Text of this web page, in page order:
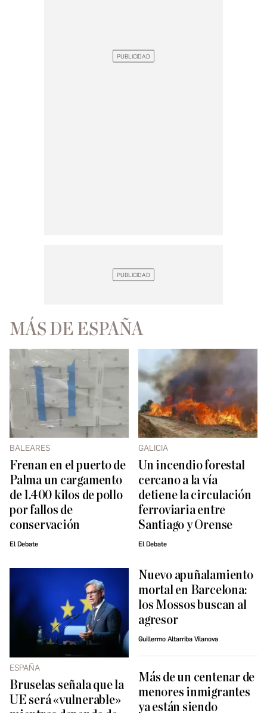
MÁS DE ESPAÑA
BALEARES
Frenan en el puerto de
Palma un cargamento
de 1.400 kilos de pollo
por fallos de
conservación
El Debate
GALICIA
Un incendio forestal
cercano a la vía
detiene la circulación
ferroviaria entre
Santiago y Orense
El Debate
ESPAÑA
Bruselas señala que la
UE será «vulnerable»
Nuevo apuñalamiento
mortal en Barcelona:
los Mossos buscan al
agresor
Guillermo Altarriba Vilanova
Más de un centenar de
menores inmigrantes
ya están siendo